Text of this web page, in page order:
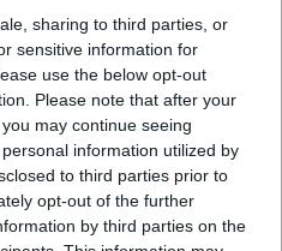
sharing to third parties, or
sensitive information for
use the below opt-out
Please note that after your
may continue seeing
information utilized by
to third parties prior to
opt-out of the further
by third parties on the
A Jurassic Park minden
és ezt a többszöri
bennem. Valahogy így
csak ezt rendezte volna
is halhatatlanná vált volna.